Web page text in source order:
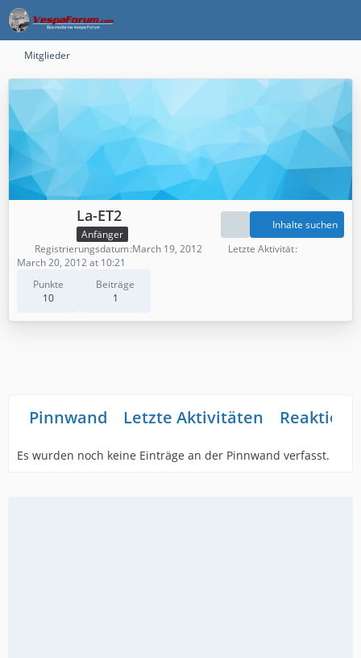
Mitglieder
La-ET2
Anfänger
Punkte
10
Beiträge
1
Inhalte suchen
Registrierungsdatum March 19, 2012
Letzte Aktivität
March 20, 2012 at 10:21
Pinnwand Letzte Aktivitäten
Es wurden noch keine Einträge an der Pinnwand verfasst.